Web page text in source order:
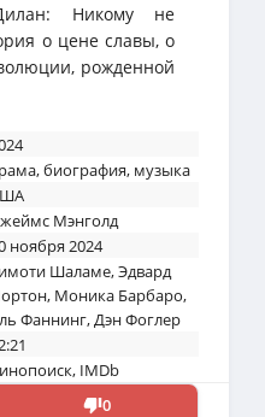
Никому не
о цене славы, о
рожденной
,биография, музыка
Мэнголд
ноября 2024
Шаламе,Эдвард
, Моника Барбаро,
Фаннинг,Дэн Фоглер
, IMDb
0